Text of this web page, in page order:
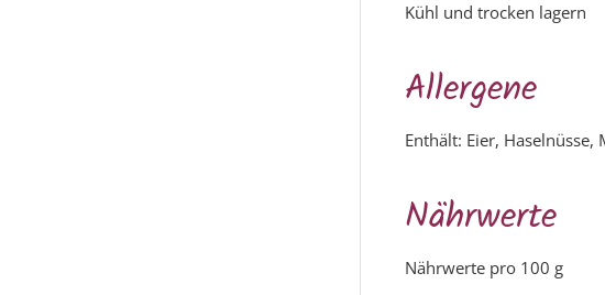
Kühl und trocken lagern
Allergene
Enthält: Eier, Haselnüsse,
Nährwerte
Nährwerte pro 100 g